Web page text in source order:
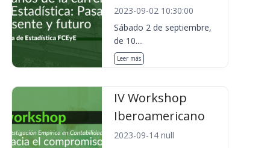
2023-09-02 10:30:00
Sábado 2 de septiembre,
de 10....
Leer más
IV Workshop
Iberoamericano
2023-09-14 null